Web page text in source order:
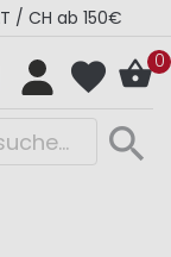
Sale
0